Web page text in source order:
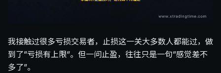
我接触过很多亏损交易者，止损这一关大多数人都能过，做
到了”亏损有上限”。但一问止盈，往往只是一句”感觉差不
多了”。